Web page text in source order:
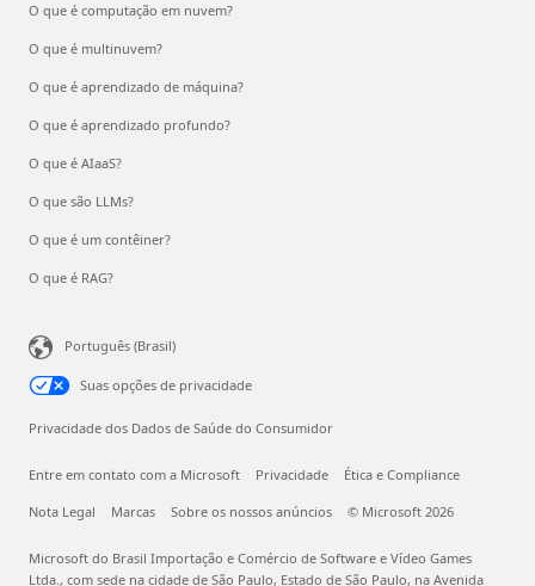
O que é computação em nuvem?
O que é multinuvem?
O que é aprendizado de máquina?
O que é aprendizado profundo?
O que é AIaaS?
O que são LLMs?
O que é um contêiner?
O que é RAG?
Português (Brasil)
Suas opções de privacidade
Privacidade dos Dados de Saúde do Consumidor
Entre em contato com a Microsoft Privacidade Ética e Compliance
Nota Legal Marcas Sobre os nossos anúncios © Microsoft 2026
Microsoft do Brasil Importação e Comércio de Software e Vídeo Games
Ltda., com sede na cidade de São Paulo, Estado de São Paulo, na Avenida